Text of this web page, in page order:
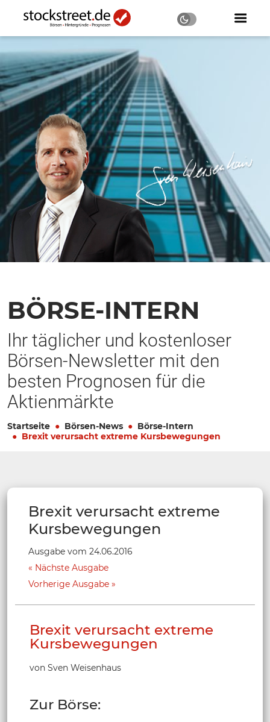
BÖRSE-INTERN
Ihr täglicher und kostenloser
Börsen-Newsletter mit den
besten Prognosen für die
Aktienmärkte
Startseite Börsen-News
Börse-Intern
Brexit verursacht extreme Kursbewegungen
Brexit verursacht extreme
Kursbewegungen
Ausgabe vom 24.06.2016
Nächste Ausgabe
Vorherige Ausgabe
Brexit verursacht extreme
Kursbewegungen
von Sven Weisenhaus
Zur Börse: